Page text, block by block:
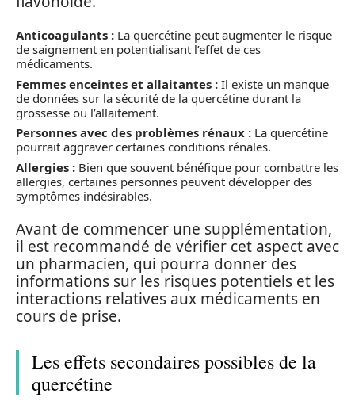
Anticoagulants : La quercétine peut augmenter le risque
de saignement en potentialisant l’effet de ces
médicaments.
Femmes enceintes et allaitantes : Il existe un manque
de données sur la sécurité de la quercétine durant la
grossesse ou l’allaitement.
Personnes avec des problèmes rénaux : La quercétine
pourrait aggraver certaines conditions rénales.
Allergies : Bien que souvent bénéfique pour combattre les
allergies, certaines personnes peuvent développer des
symptômes indésirables.
Avant de commencer une supplémentation,
il est recommandé de vérifier cet aspect avec
un pharmacien, qui pourra donner des
informations sur les risques potentiels et les
interactions relatives aux médicaments en
cours de prise.
Les effets secondaires possibles de la
quercétine